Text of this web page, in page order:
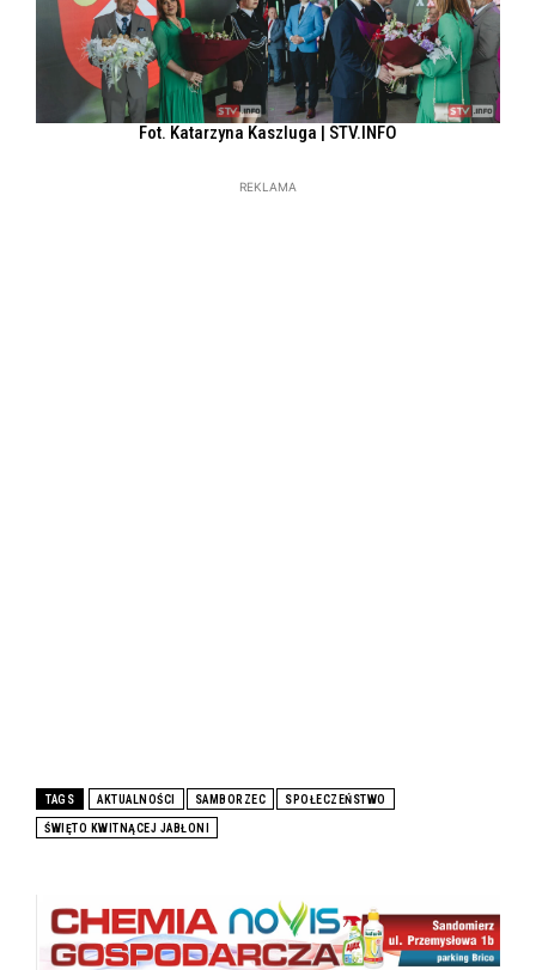
Fot. Katarzyna Kaszluga | STV.INFO
REKLAMA
TAGS AKTUALNOŚCI SAMBORZEC SPOŁECZEŃSTWO
ŚWIĘTO KWITNĄCEJ JABŁONI